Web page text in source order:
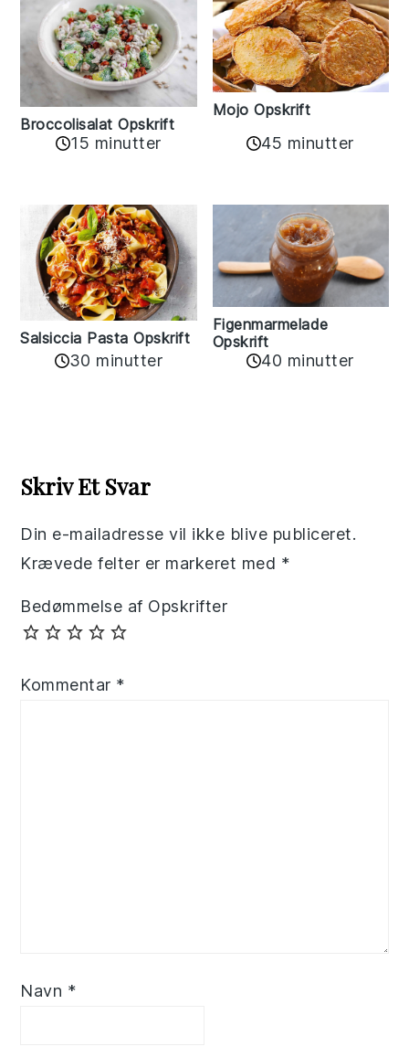
Broccolisalat Opskrift
15 minutter
Mojo Opskrift
45 minutter
Salsiccia Pasta Opskrift
30 minutter
Figenmarmelade
Opskrift
40 minutter
Interactions
Skriv Et Svar
Din e-mailadresse vil ikke blive publiceret.
Krævede felter er markeret med *
Bedømmelse af Opskrifter
Kommentar *
Navn *